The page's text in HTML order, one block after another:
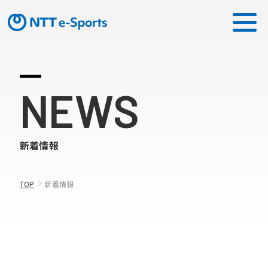
ミッション
ソリューション
ピックアップ
ニュース
NEWS
新着情報
TOP 新着情報